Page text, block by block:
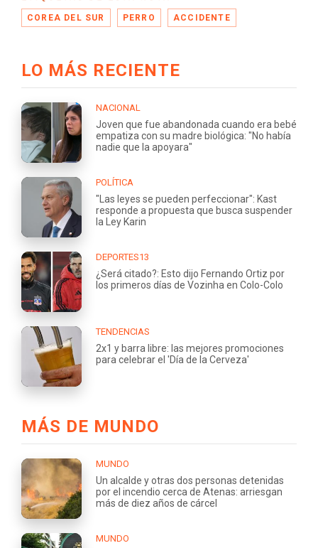
COREA DEL SUR PERRO ACCIDENTE
LO MÁS RECIENTE
NACIONAL
Joven que fue abandonada cuando era bebé
empatiza con su madre biológica: "No había
nadie que la apoyara"
POLÍTICA
"Las leyes se pueden perfeccionar": Kast
responde a propuesta que busca suspender
la Ley Karin
DEPORTES13
¿Será citado?: Esto dijo Fernando Ortiz por
los primeros días de Vozinha en Colo-Colo
TENDENCIAS
2x1 y barra libre: las mejores promociones
para celebrar el 'Día de la Cerveza'
MÁS DE MUNDO
MUNDO
Un alcalde y otras dos personas detenidas
por el incendio cerca de Atenas: arriesgan
más de diez años de cárcel
MUNDO